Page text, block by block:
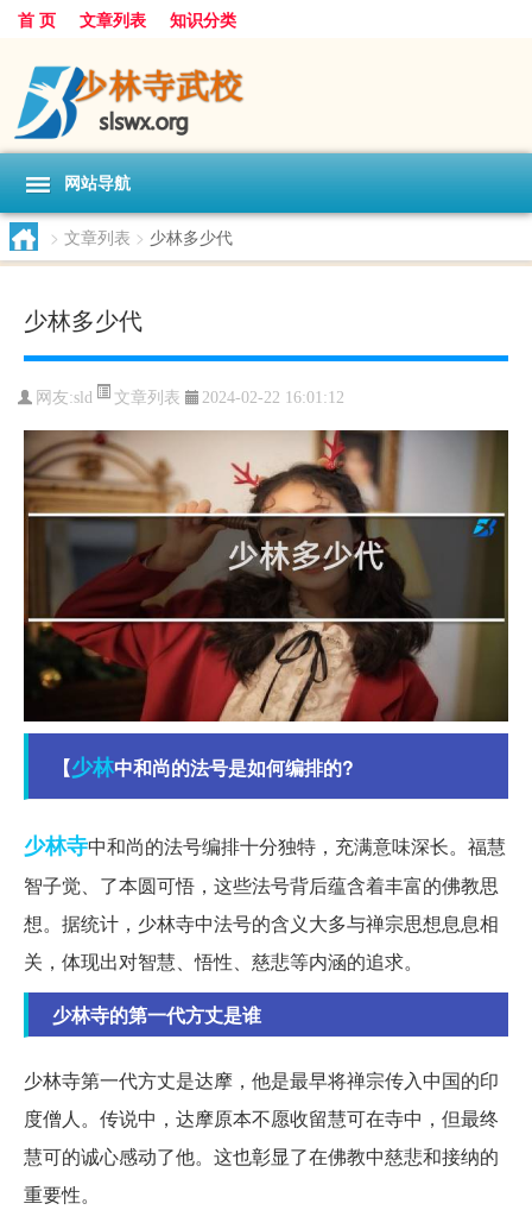
首 页 文章列表 知识分类
网站导航
> 文章列表 > 少林多少代
少林多少代
网友:sld 文章列表 2024-02-22 16:01:12
【少林中和尚的法号是如何编排的?
少林寺中和尚的法号编排十分独特，充满意味深长。福慧
智子觉、了本圆可悟，这些法号背后蕴含着丰富的佛教思
想。据统计，少林寺中法号的含义大多与禅宗思想息息相
关，体现出对智慧、悟性、慈悲等内涵的追求。
少林寺的第一代方丈是谁
少林寺第一代方丈是达摩，他是最早将禅宗传入中国的印
度僧人。传说中，达摩原本不愿收留慧可在寺中，但最终
慧可的诚心感动了他。这也彰显了在佛教中慈悲和接纳的
重要性。